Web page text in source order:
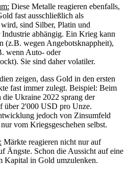
Diese Metalle reagieren ebenfalls,
fast ausschließlich als
sind Silber, Platin und
abhängig. Ein Krieg kann
(z.B. wegen Angebotsknappheit),
wenn Auto- oder
Sie sind daher volatiler.
zeigen, dass Gold in den ersten
fast immer zulegt. Beispiel: Beim
die Ukraine 2022 sprang der
über 2'000 USD pro Unze.
jedoch von Zinsumfeld
vom Kriegsgeschehen selbst.
Märkte reagieren nicht nur auf
Ängste. Schon die Aussicht auf eine
Kapital in Gold umzulenken.